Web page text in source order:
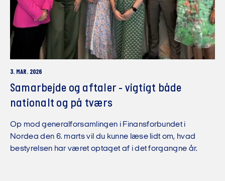
3. MAR. 2026
Samarbejde og aftaler - vigtigt både
nationalt og på tværs
Op mod generalforsamlingen i Finansforbundet i
Nordea den 6. marts vil du kunne læse lidt om, hvad
bestyrelsen har været optaget af i det forgangne år.